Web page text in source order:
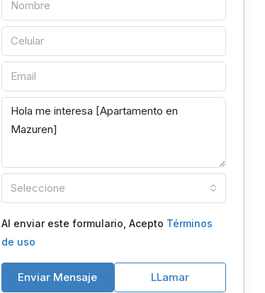
Seleccione
Al enviar este formulario, Acepto Términos
de uso
Enviar Mensaje LLamar